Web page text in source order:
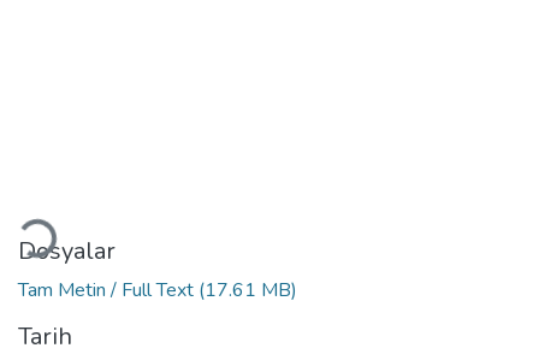
Yükleniyor...
Dosyalar
Tam Metin / Full Text (17.61 MB)
Tarih